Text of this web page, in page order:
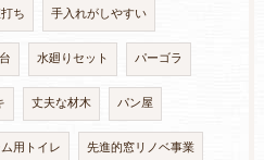
ち 手入れがしやすい
水廻りセット パーゴラ
丈夫な材木 パン屋
用トイレ 先進的窓リノベ事業